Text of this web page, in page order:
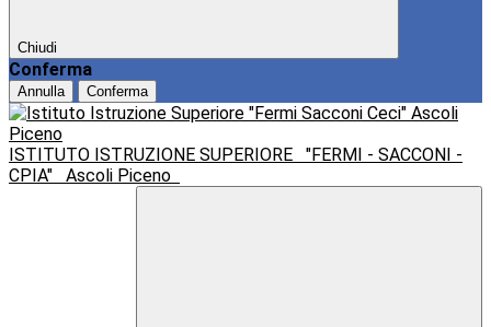
Chiudi
Conferma
Annulla Conferma
ISTITUTO ISTRUZIONE SUPERIORE
"FERMI - SACCONI -
CPIA"
Ascoli Piceno